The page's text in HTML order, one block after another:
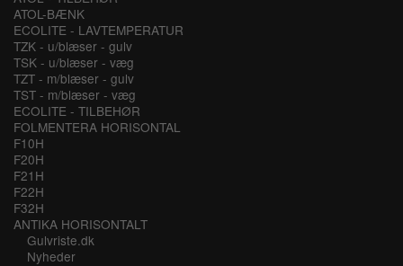
ATOL-BÆNK
ECOLITE - LAVTEMPERATUR
TZK - u/blæser - gulv
TSK - u/blæser - væg
TZT - m/blæser - gulv
TST - m/blæser - væg
ECOLITE - TILBEHØR
FOLMENTERA HORISONTAL
F10H
F20H
F21H
F22H
F32H
ANTIKA HORISONTALT
Gulvriste.dk
Nyheder